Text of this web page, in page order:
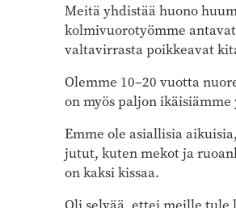
Meitä yhdistää huono
kolmivuorotyömme
valtavirrasta poikkeavat
Olemme 10–20 vuotta
on myös paljon ikäisiämme
Emme ole asiallisia
jutut, kuten mekot ja
on kaksi kissaa.